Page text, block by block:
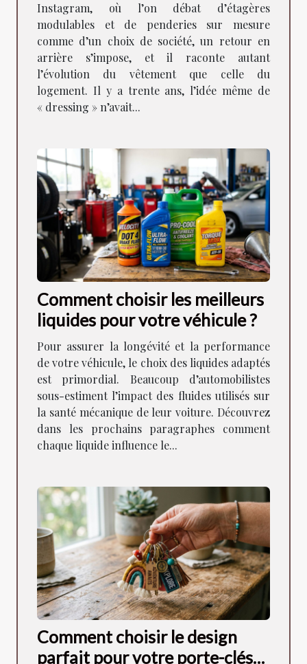
Instagram, où l’on débat d’étagères
modulables et de penderies sur mesure
comme d’un choix de société, un retour en
arrière s’impose, et il raconte autant
l’évolution du vêtement que celle du
logement. Il y a trente ans, l’idée même de
« dressing » n’avait...
Comment choisir les meilleurs
liquides pour votre véhicule ?
Pour assurer la longévité et la performance
de votre véhicule, le choix des liquides adaptés
est primordial. Beaucoup d’automobilistes
sous-estiment l’impact des fluides utilisés sur
la santé mécanique de leur voiture. Découvrez
dans les prochains paragraphes comment
chaque liquide influence le...
Comment choisir le design
parfait pour votre porte-clés